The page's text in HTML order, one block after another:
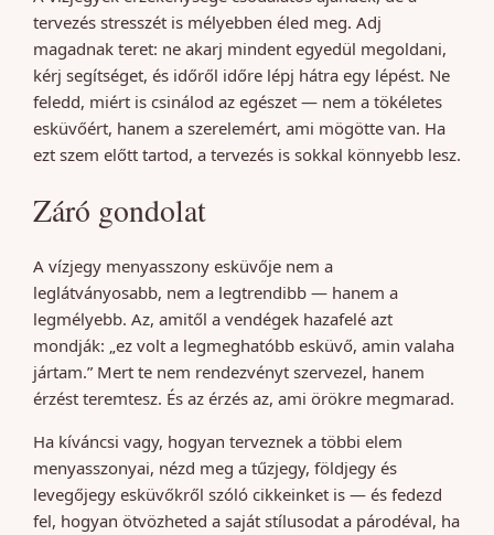
tervezés stresszét is mélyebben éled meg. Adj
magadnak teret: ne akarj mindent egyedül megoldani,
kérj segítséget, és időről időre lépj hátra egy lépést. Ne
feledd, miért is csinálod az egészet — nem a tökéletes
esküvőért, hanem a szerelemért, ami mögötte van. Ha
ezt szem előtt tartod, a tervezés is sokkal könnyebb lesz.
Záró gondolat
A vízjegy menyasszony esküvője nem a
leglátványosabb, nem a legtrendibb — hanem a
legmélyebb. Az, amitől a vendégek hazafelé azt
mondják: „ez volt a legmeghatóbb esküvő, amin valaha
jártam.” Mert te nem rendezvényt szervezel, hanem
érzést teremtesz. És az érzés az, ami örökre megmarad.
Ha kíváncsi vagy, hogyan terveznek a többi elem
menyasszonyai, nézd meg a tűzjegy, földjegy és
levegőjegy esküvőkről szóló cikkeinket is — és fedezd
fel, hogyan ötvözheted a saját stílusodat a párodéval, ha